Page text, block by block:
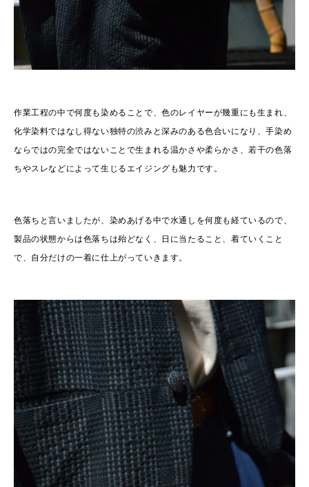
作業工程の中で何度も染めることで、色のレイヤーが幾重にも生まれ、
化学染料ではなし得ない独特の渋みと深みのある色合いになり、手染め
ならではの完全ではないことで生まれる温かさや柔らかさ、若干の色落
ちやスレなどによって生じるエイジングも魅力です。
色落ちと言いましたが、染めあげる中で水通しを何度も経ているので、
製品の状態からは色落ちは殆どなく、日に当たること、着ていくこと
で、自分だけの一着に仕上がっていきます。